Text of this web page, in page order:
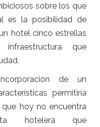
sobre los que
es la posibilidad de
hotel cinco estrellas
que
de un
permitiría
hoy no encuentra
hotelera que